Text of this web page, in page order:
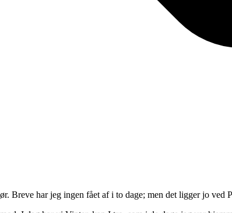
Breve har jeg ingen fået af i to dage; men det ligger jo ved